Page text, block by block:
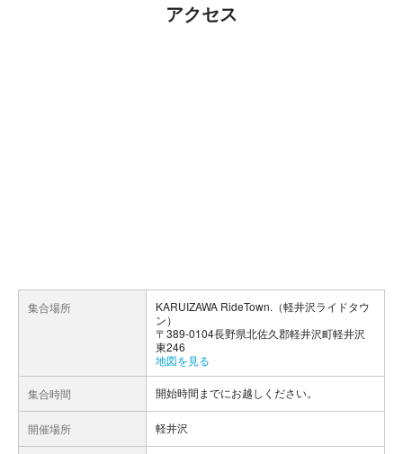
アクセス
集合場所
KARUIZAWA RideTown.（軽井沢ライドタウ
ン）
〒389-0104長野県北佐久郡軽井沢町軽井沢
東246
地図を見る
集合時間 開始時間までにお越しください。
開催場所 軽井沢